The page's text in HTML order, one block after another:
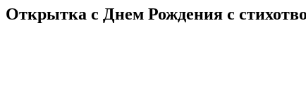
Открытка с Днем Рождения с